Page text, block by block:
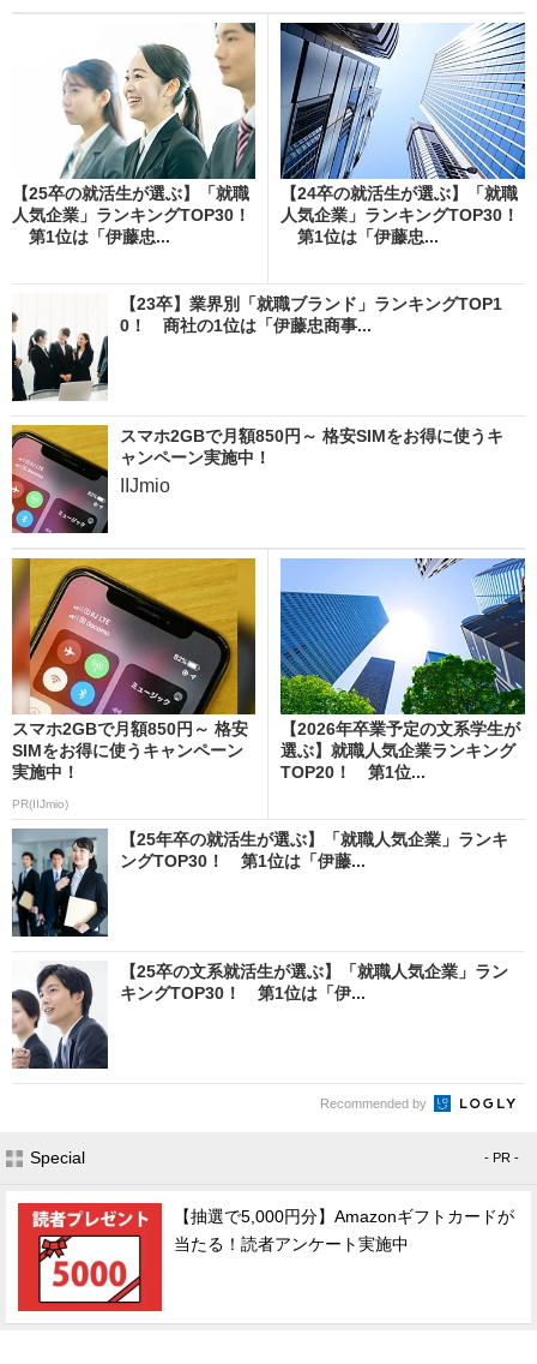
【25卒の就活生が選ぶ】「就職
人気企業」ランキングTOP30！
第1位は「伊藤忠...
【24卒の就活生が選ぶ】「就職
人気企業」ランキングTOP30！
第1位は「伊藤忠...
【23卒】業界別「就職ブランド」ランキングTOP1
0！ 商社の1位は「伊藤忠商事...
スマホ2GBで月額850円～ 格安SIMをお得に使うキ
ャンペーン実施中！
IIJmio
スマホ2GBで月額850円～ 格安
SIMをお得に使うキャンペーン
実施中！
PR(IIJmio)
【2026年卒業予定の文系学生が
選ぶ】就職人気企業ランキング
TOP20！ 第1位...
【25年卒の就活生が選ぶ】「就職人気企業」ランキ
ングTOP30！ 第1位は「伊藤...
【25卒の文系就活生が選ぶ】「就職人気企業」ラン
キングTOP30！ 第1位は「伊...
Recommended by
Special - PR -
【抽選で5,000円分】Amazonギフトカードが
当たる！読者アンケート実施中